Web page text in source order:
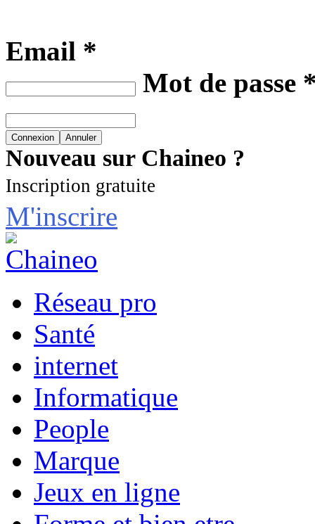
Email *
Mot de passe
Nouveau sur Chaineo ?
Inscription gratuite
M'inscrire
Réseau pro
Santé
internet
Informatique
People
Marque
Jeux en ligne